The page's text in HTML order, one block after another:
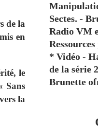
de la
en
le
Sans
la
Sectes. -
Radio VM
* Vidéo -
de la série
Brunette